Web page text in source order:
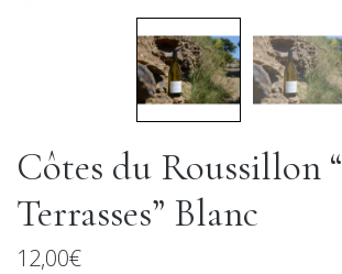
Côtes du Roussillon
Terrasses” Blanc
12,00€